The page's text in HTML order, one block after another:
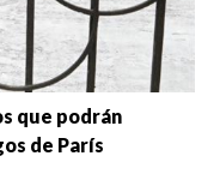
que podrán
de París